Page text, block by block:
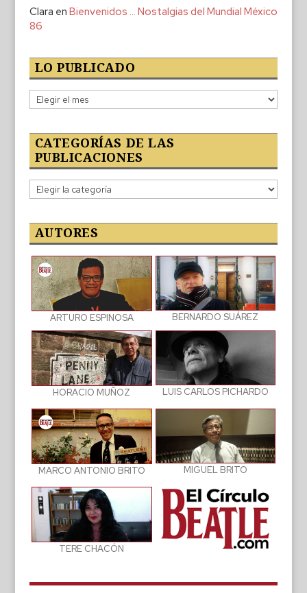
Clara en Bienvenidos … Nostalgias del Mundial México
86
LO PUBLICADO
Lo
publicado
CATEGORÍAS DE LAS
PUBLICACIONES
Categorías
de
publicaciones
AUTORES
ARTURO ESPINOSA BERNARDO SUÁREZ
HORACIO MUÑOZ LUIS CARLOS PICHARDO
MARCO ANTONIO BRITO MIGUEL BRITO
TERE CHACÓN